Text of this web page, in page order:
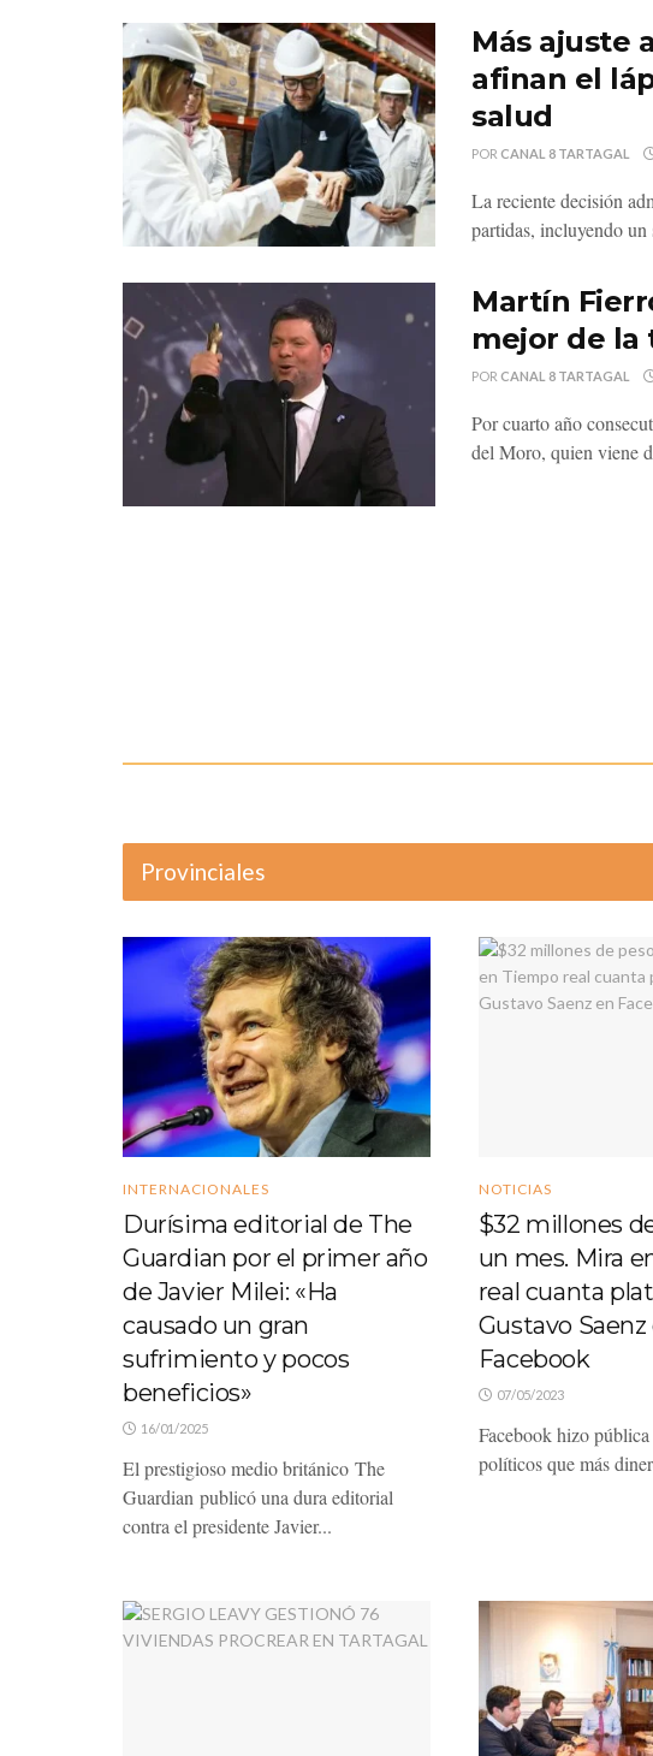
Más ajuste
afinan el
salud
POR CANAL 8 TARTAGAL
La reciente decisión
partidas, incluyendo
Martín
mejor de la
POR CANAL 8 TARTAGAL
Por cuarto año
del Moro, quien viene
Provinciales
INTERNACIONALES
Durísima editorial de The
Guardian por el primer año
de Javier Milei: «Ha
causado un gran
sufrimiento y pocos
beneficios»
16/01/2025
El prestigioso medio británico The
Guardian publicó una dura editorial
contra el presidente Javier...
NOTICIAS
$32 millones
un mes. Mira
real cuanta
Gustavo Saenz
Facebook
07/05/2023
Facebook hizo
políticos que más